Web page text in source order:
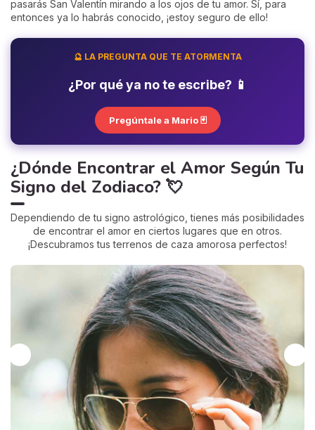
pasarás San Valentín mirando a los ojos de tu amor. Sí, para
entonces ya lo habrás conocido, ¡estoy seguro de ello!
🔮 LA PREGUNTA QUE TE ATORMENTA
¿Por qué ya no te escribe? 📱
Pregúntale a Mario 🃏
¿Dónde Encontrar el Amor Según Tu
Signo del Zodiaco? 💘
Dependiendo de tu signo astrológico, tienes más posibilidades
de encontrar el amor en ciertos lugares que en otros.
¡Descubramos tus terrenos de caza amorosa perfectos!